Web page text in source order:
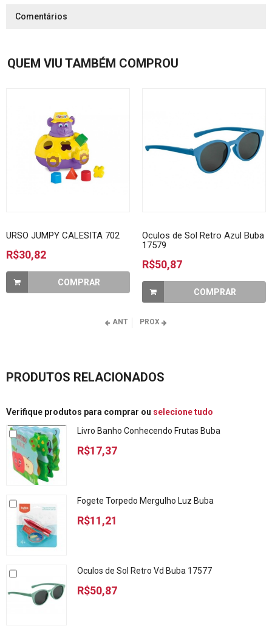
Comentários
QUEM VIU TAMBÉM COMPROU
URSO JUMPY CALESITA 702
R$30,82
COMPRAR
Oculos de Sol Retro Azul Buba
17579
R$50,87
COMPRAR
ANT PROX
PRODUTOS RELACIONADOS
Verifique produtos para comprar ou selecione tudo
Livro Banho Conhecendo Frutas Buba
R$17,37
Fogete Torpedo Mergulho Luz Buba
R$11,21
Oculos de Sol Retro Vd Buba 17577
R$50,87